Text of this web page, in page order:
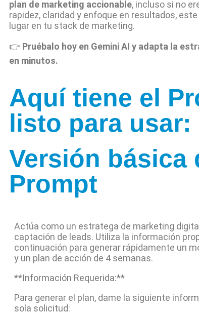
plan de marketing accionable, incluso si no
rapidez, claridad y enfoque en resultados,
lugar en tu stack de marketing.
👉 Pruébalo hoy en Gemini AI y adapta la
en minutos.
Aquí tiene el
listo para usar:
Versión básica
Prompt
Actúa como un estratega de marketing
captación de leads. Utiliza la información
continuación para generar rápidamente un
y un plan de acción de 4 semanas.
**Información Requerida:**
Para generar el plan, dame la siguiente
sola solicitud: